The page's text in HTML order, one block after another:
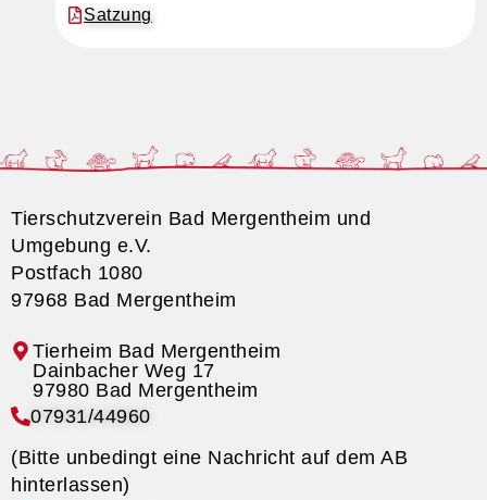
Satzung
Tierschutzverein Bad Mergentheim und
Umgebung e.V.
Postfach 1080
97968 Bad Mergentheim
Tierheim Bad Mergentheim
07931/44960
(Bitte unbedingt eine Nachricht auf dem AB
hinterlassen)